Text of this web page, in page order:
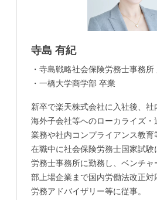
寺島 有紀
・寺島戦略社会保険労務士事務所
・一橋大学商学部 卒業
新卒で楽天株式会社に入社後、社
海外子会社等へのローカライズ・
業務や社内コンプライアンス教育
在職中に社会保険労務士国家試
労務士事務所に勤務し、ベンチ
部上場企業まで国内労働法改正
労務アドバイザリー等に従事。